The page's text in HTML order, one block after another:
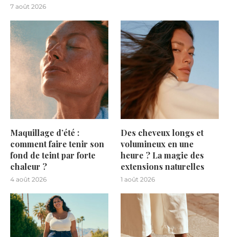
7 août 2026
Maquillage d’été :
comment faire tenir son
fond de teint par forte
chaleur ?
4 août 2026
Des cheveux longs et
volumineux en une
heure ? La magie des
extensions naturelles
1 août 2026